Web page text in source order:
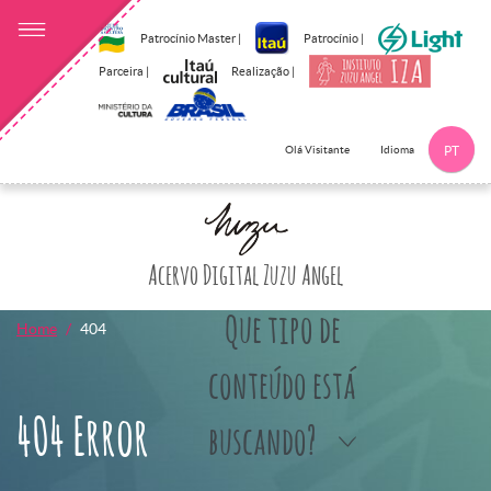
Patrocínio Master | Patrocínio |
Parceira | Realização |
Olá Visitante Idioma PT
Acervo Digital Zuzu Angel
Que tipo de
conteúdo está
buscando?
Home 404
404 Error